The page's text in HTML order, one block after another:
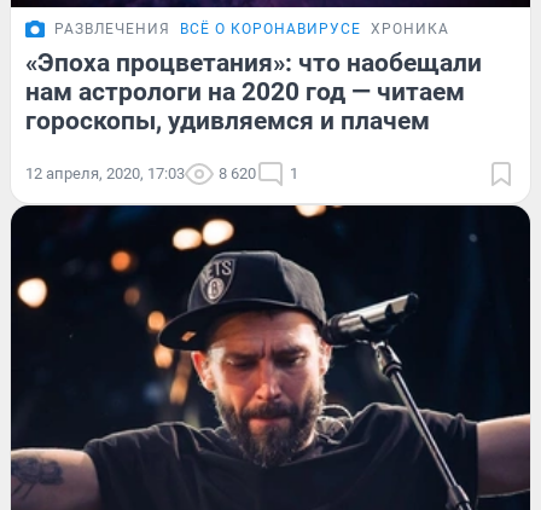
РАЗВЛЕЧЕНИЯ ВСЁ О КОРОНАВИРУСЕ ХРОНИКА
«Эпоха процветания»: что наобещали
нам астрологи на 2020 год — читаем
гороскопы, удивляемся и плачем
12 апреля, 2020, 17:03 8 620 1